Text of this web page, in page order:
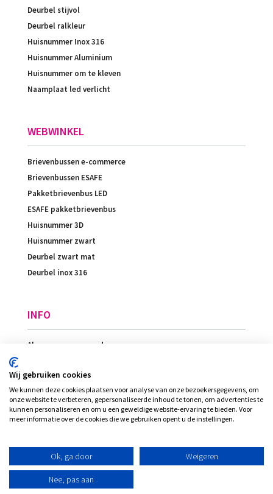
Deurbel stijvol
Deurbel ralkleur
Huisnummer Inox 316
Huisnummer Aluminium
Huisnummer om te kleven
Naamplaat led verlicht
WEBWINKEL
Brievenbussen e-commerce
Brievenbussen ESAFE
Pakketbrievenbus LED
ESAFE pakketbrievenbus
Huisnummer 3D
Huisnummer zwart
Deurbel zwart mat
Deurbel inox 316
INFO
Algemene voorwaarden
Levering
Ligging
© Plexi-view - INVENT bvba, alle rechten
voorbehouden
Wij gebruiken cookies
We kunnen deze cookies plaatsen voor analyse van onze bezoekersgegevens, om
onze website te verbeteren, gepersonaliseerde inhoud te tonen, om advertenties te
kunnen personaliseren en om u een geweldige website-ervaring te bieden. Voor
meer informatie over de cookies die we gebruiken opent u de instellingen.
Ok, ga door Weigeren
Nee, pas aan